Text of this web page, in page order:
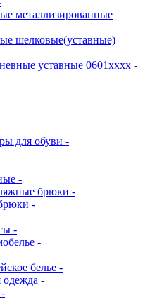
металлизированные
шелковые(уставные)
уставные 0601хххх -
для обуви -
-
брюки -
-
-
-
белье -
одежда -